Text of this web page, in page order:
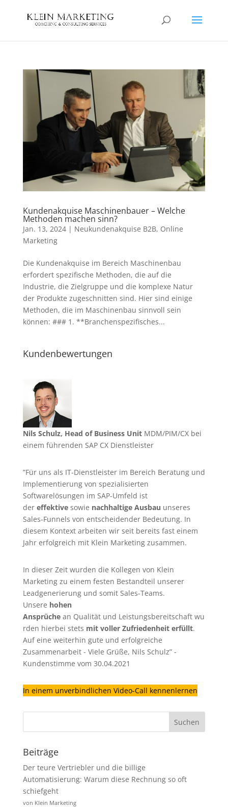
Kundenakquise Maschinenbauer – Welche
Methoden machen sinn?
Jan. 13, 2024| Neukundenakquise B2B, Online
Marketing
Die Kundenakquise im Bereich Maschinenbau
erfordert spezifische Methoden, die auf die
Industrie, die Zielgruppe und die komplexe Natur
der Produkte zugeschnitten sind. Hier sind einige
Methoden, die im Maschinenbau sinnvoll sein
können: ### 1. **Branchenspezifisches...
Kundenbewertungen
Nils Schulz, Head of Business UnitMDM/PIM/CX bei
einem führenden SAP CX Dienstleister
”Für uns als IT-Dienstleister im Bereich Beratung und
Implementierung von spezialisierten
Softwarelösungen im SAP-Umfeld ist
der effektive sowie nachhaltige Ausbau unseres
Sales-Funnels von entscheidender Bedeutung. In
diesem Kontext arbeiten wir seit bereits fast einem
Jahr erfolgreich mit Klein Marketing zusammen.
In dieser Zeit wurden die Kollegen von Klein
Marketing zu einem festen Bestandteil unserer
Leadgenerierungund somit Sales-Teams.
Unsere hohen
Ansprüchean Qualität und Leistungsbereitschaft wu
rden hierbei stets mit voller Zufriedenheit erfüllt.
Auf eine weiterhin gute und erfolgreiche
Zusammenarbeit - Viele Grüße, Nils Schulz” -
Kundenstimme vom 30.04.2021
In einem unverbindlichen Video-Call kennenlernen
Beiträge
Der teure Vertriebler und die billige
Automatisierung: Warum diese Rechnung so oft
schiefgeht
von Klein Marketing